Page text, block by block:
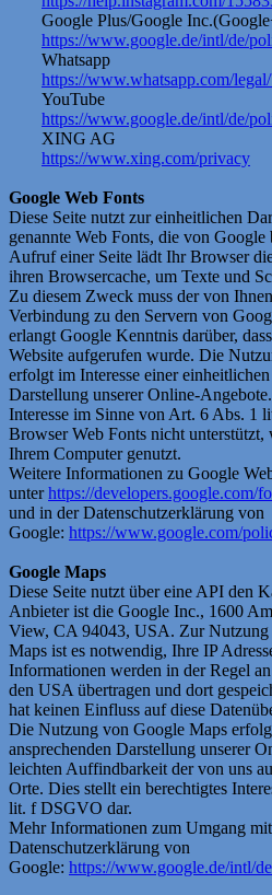
Google Plus/Google
https://www.google.de/intl/de/
https://www.whatsapp.com/
https://www.google.de/intl/de/
XING
https://www.xing.com/privacy
Google Web Fonts
Diese Seite nutzt zur einheitlichen
genannte Web Fonts, die von
Aufruf einer Seite lädt Ihr Browser
ihren Browsercache, um Texte und
Zu diesem Zweck muss der von
Verbindung zu den Servern von
erlangt Google Kenntnis darüber,
Website aufgerufen wurde. Die
erfolgt im Interesse einer
Darstellung unserer Online-
Interesse im Sinne von Art. 6 Abs. 1
Browser Web Fonts nicht
Ihrem Computer genutzt.
Weitere Informationen zu Google
unterhttps://developers.google.com/
und in der Datenschutzerklärung von
Google: https://www.google.com/
Google Maps
Diese Seite nutzt über eine API den
Anbieter ist die Google Inc., 1600
View, CA 94043, USA. Zur
Maps ist es notwendig, Ihre IP
Informationen werden in der Regel
den USA übertragen und dort
hat keinen Einfluss auf diese
Die Nutzung von Google Maps
ansprechenden Darstellung unserer
leichten Auffindbarkeit der von uns
Orte. Dies stellt ein berechtigtes
lit. f DSGVO dar.
Mehr Informationen zum Umgang
Datenschutzerklärung von
Google: https://www.google.de/intl/